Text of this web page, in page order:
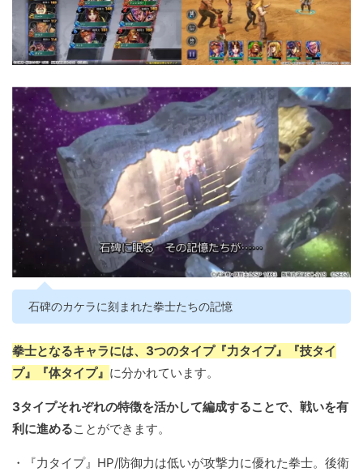
石碑のカケラに刻まれた拳士たちの記憶
拳士となるキャラには、3つのタイプ『力タイプ』『技タイ
プ』『体タイプ』 に分かれています。
3タイプそれぞれの特徴を活かして編成することで、戦いを有
利に進めることができます。
・『力タイプ』HP/防御力は低いが攻撃力に優れた拳士。後衛